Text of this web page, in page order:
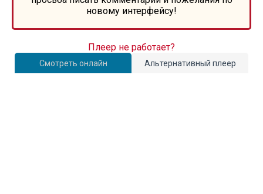
новому интерфейсу!
Смотреть онлайн Альтернативный плеер
Плеер не работает?